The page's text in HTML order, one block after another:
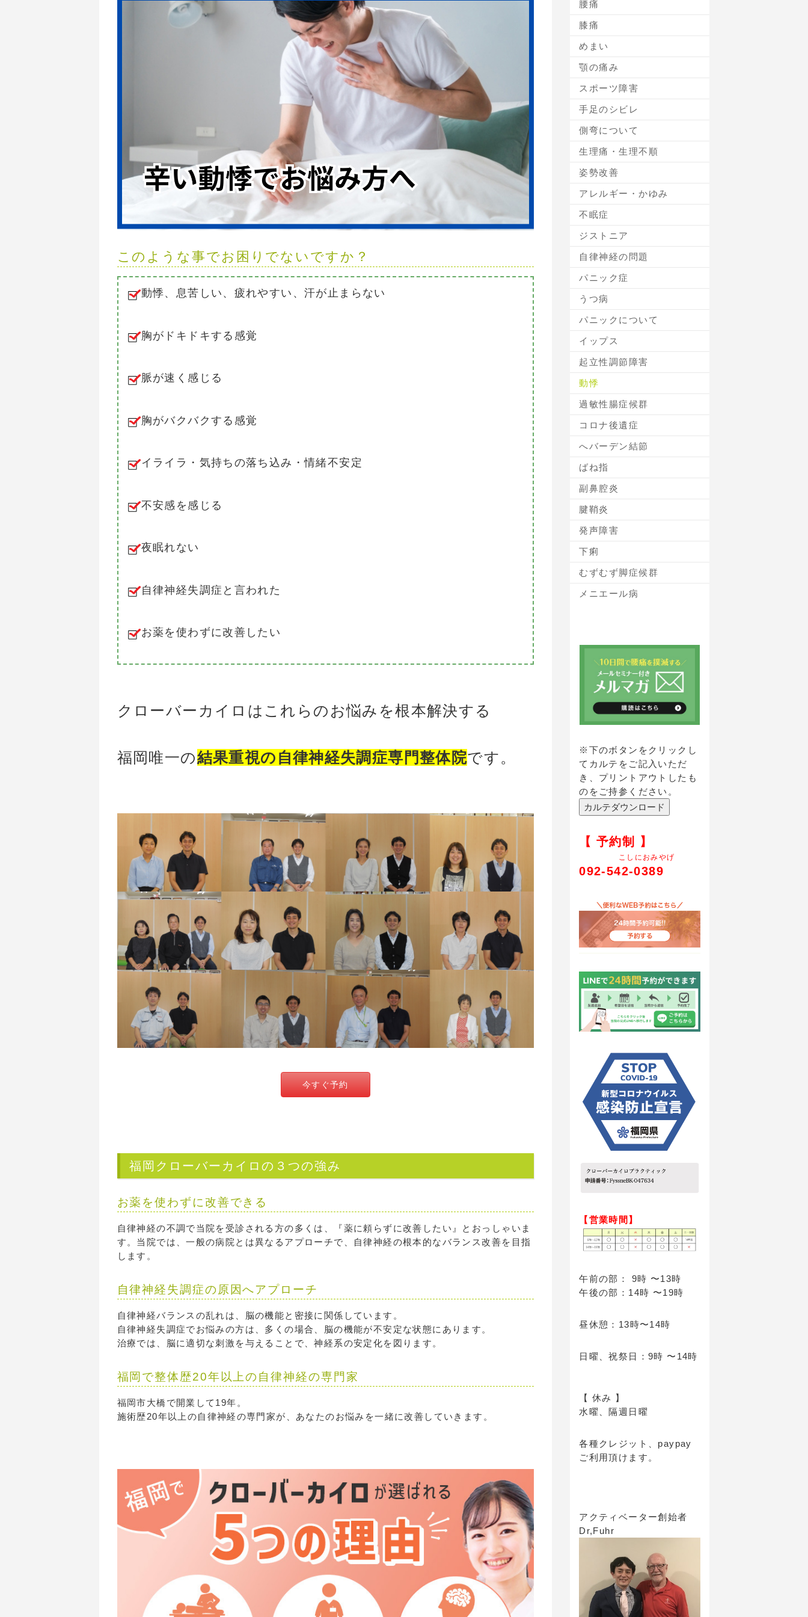
このような事でお困りでないですか？
動悸、息苦しい、疲れやすい、汗が止まらない
胸がドキドキする感覚
脈が速く感じる
胸がバクバクする感覚
イライラ・気持ちの落ち込み・情緒不安定
不安感を感じる
夜眠れない
自律神経失調症と言われた
お薬を使わずに改善したい
クローバーカイロはこれらのお悩みを根本解決する
福岡唯一の結果重視の自律神経失調症専門整体院です。
今すぐ予約
福岡クローバーカイロの３つの強み
お薬を使わずに改善できる
自律神経の不調で当院を受診される方の多くは、『薬に頼らずに改善したい』とおっしゃいま
す。当院では、一般の病院とは異なるアプローチで、自律神経の根本的なバランス改善を目指
します。
自律神経失調症の原因へアプローチ
自律神経バランスの乱れは、脳の機能と密接に関係しています。
自律神経失調症でお悩みの方は、多くの場合、脳の機能が不安定な状態にあります。
治療では、脳に適切な刺激を与えることで、神経系の安定化を図ります。
福岡で整体歴20年以上の自律神経の専門家
福岡市大橋で開業して19年。
施術歴20年以上の自律神経の専門家が、あなたのお悩みを一緒に改善していきます。
腰痛
膝痛
めまい
顎の痛み
スポーツ障害
手足のシビレ
側弯について
生理痛・生理不順
姿勢改善
アレルギー・かゆみ
不眠症
ジストニア
自律神経の問題
パニック症
うつ病
パニックについて
イップス
起立性調節障害
動悸
過敏性腸症候群
コロナ後遺症
へバーデン結節
ばね指
副鼻腔炎
腱鞘炎
発声障害
下痢
むずむず脚症候群
メニエール病
※下のボタンをクリックし
てカルテをご記入いただ
き、プリントアウトしたも
のをご持参ください。
【 予約制 】
こしにおみやげ
092-542-0389
【営業時間】
午前の部： 9時 〜13時
午後の部：14時 〜19時
昼休憩：13時〜14時
日曜、祝祭日：9時 〜14時
【 休み 】
水曜、隔週日曜
各種クレジット、paypay
ご利用頂けます。
アクティベーター創始者
Dr,Fuhr